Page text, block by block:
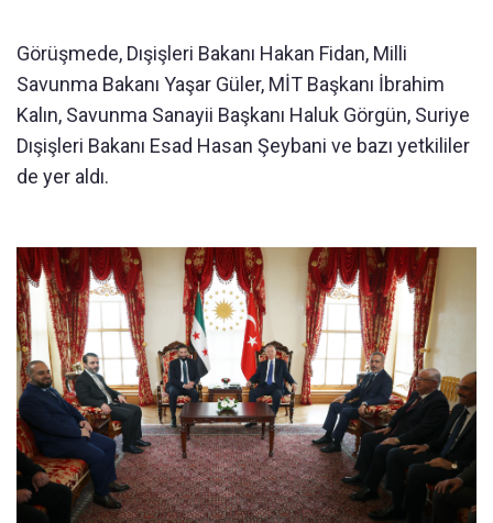
Görüşmede, Dışişleri Bakanı Hakan Fidan, Milli
Savunma Bakanı Yaşar Güler, MİT Başkanı İbrahim
Kalın, Savunma Sanayii Başkanı Haluk Görgün, Suriye
Dışişleri Bakanı Esad Hasan Şeybani ve bazı yetkililer
de yer aldı.